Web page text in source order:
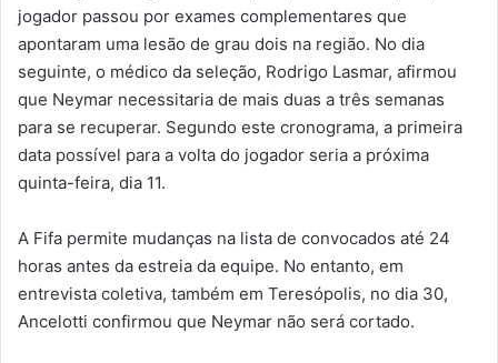
jogador passou por exames complementares que
apontaram uma lesão de grau dois na região. No dia
seguinte, o médico da seleção, Rodrigo Lasmar, afirmou
que Neymar necessitaria de mais duas a três semanas
para se recuperar. Segundo este cronograma, a primeira
data possível para a volta do jogador seria a próxima
quinta-feira, dia 11.
A Fifa permite mudanças na lista de convocados até 24
horas antes da estreia da equipe. No entanto, em
entrevista coletiva, também em Teresópolis, no dia 30,
Ancelotti confirmou que Neymar não será cortado.